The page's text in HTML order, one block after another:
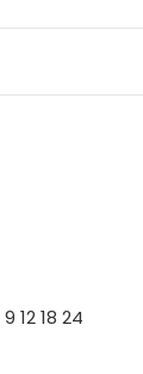
9 1218 24